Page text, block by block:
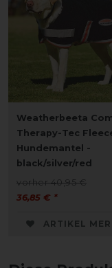
Weatherbeeta
Therapy-Tec
Hundemantel -
black/silver/red
vorher 40,95 €
36,85 € *
ARTIKEL